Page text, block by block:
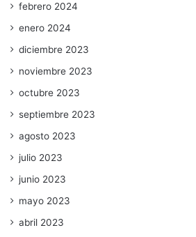
febrero 2024
enero 2024
diciembre 2023
noviembre 2023
octubre 2023
septiembre 2023
agosto 2023
julio 2023
junio 2023
mayo 2023
abril 2023